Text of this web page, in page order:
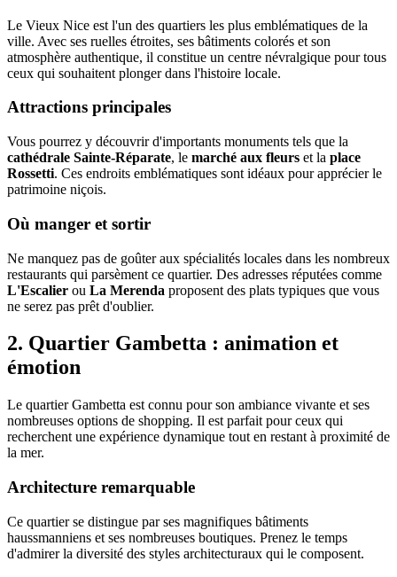
Le Vieux Nice est l'un des quartiers les plus emblématiques de la
ville. Avec ses ruelles étroites, ses bâtiments colorés et son
atmosphère authentique, il constitue un centre névralgique pour tous
ceux qui souhaitent plonger dans l'histoire locale.
Attractions principales
Vous pourrez y découvrir d'importants monuments tels que la
cathédrale Sainte-Réparate, le marché aux fleurs et la place
Rossetti. Ces endroits emblématiques sont idéaux pour apprécier le
patrimoine niçois.
Où manger et sortir
Ne manquez pas de goûter aux spécialités locales dans les nombreux
restaurants qui parsèment ce quartier. Des adresses réputées comme
L'Escalier ou La Merenda proposent des plats typiques que vous
ne serez pas prêt d'oublier.
2. Quartier Gambetta : animation et
émotion
Le quartier Gambetta est connu pour son ambiance vivante et ses
nombreuses options de shopping. Il est parfait pour ceux qui
recherchent une expérience dynamique tout en restant à proximité de
la mer.
Architecture remarquable
Ce quartier se distingue par ses magnifiques bâtiments
haussmanniens et ses nombreuses boutiques. Prenez le temps
d'admirer la diversité des styles architecturaux qui le composent.